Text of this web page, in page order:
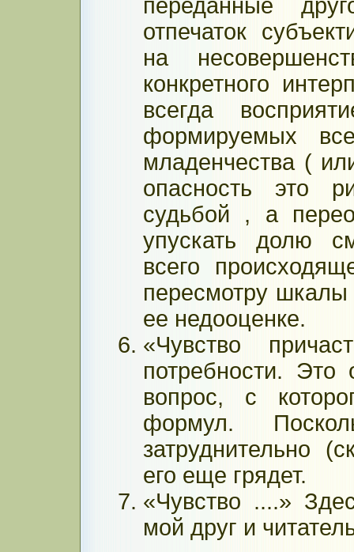
переданные
отпечаток
на
конкретного
всегда
формируемых
младенчества (
опасность это
судьбой , а
упускать долю
всего
пересмотру шкалы
ее недооценке.
«Чувство
потребности.
вопрос, с
формул.
затруднительно
его еще грядет.
«Чувство ....»
мой друг и